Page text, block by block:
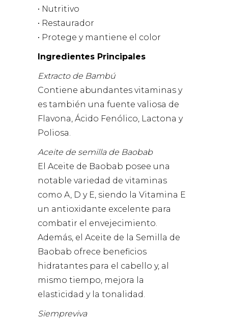
• Nutritivo
• Restaurador
• Protege y mantiene el color
Ingredientes Principales
Extracto de Bambú
Contiene abundantes vitaminas y
es también una fuente valiosa de
Flavona, Ácido Fenólico, Lactona y
Poliosa.
Aceite de semilla de Baobab
El Aceite de Baobab posee una
notable variedad de vitaminas
como A, D y E, siendo la Vitamina E
un antioxidante excelente para
combatir el envejecimiento.
Además, el Aceite de la Semilla de
Baobab ofrece beneficios
hidratantes para el cabello y, al
mismo tiempo, mejora la
elasticidad y la tonalidad.
Siempreviva